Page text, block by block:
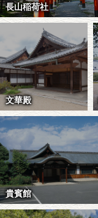
長山稲荷社
文華殿
貴賓館